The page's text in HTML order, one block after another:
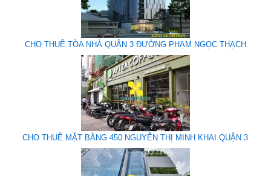
CHO THUÊ TÒA NHÀ QUẬN 3 ĐƯỜNG PHẠM NGỌC THẠCH
CHO THUÊ MẶT BẰNG 450 NGUYỄN THỊ MINH KHAI QUẬN 3